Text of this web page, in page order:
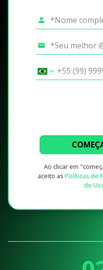
Ao clicar em
aceito as Políticas de
de